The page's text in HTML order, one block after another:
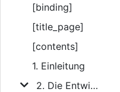
[binding]
[title_page]
[contents]
1. Einleitung
2. Die Entwicklung der Stallhaltung seit A.D. Thaer